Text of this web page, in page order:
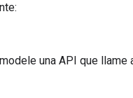
una API que llame